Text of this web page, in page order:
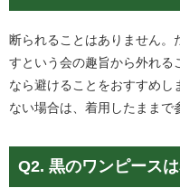
断られることはありません。
すという会の趣旨から外れる
なら避けることをおすすめし
ない場合は、着用したままで
Q2. 黒のワンピース